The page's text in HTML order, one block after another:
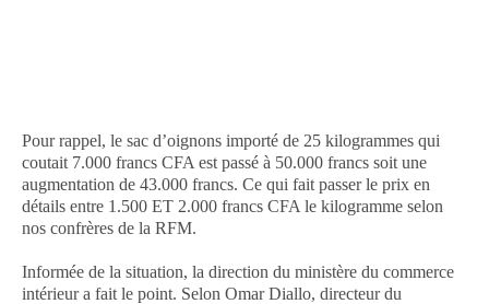
Pour rappel, le sac d’oignons importé de 25 kilogrammes qui
coutait 7.000 francs CFA est passé à 50.000 francs soit une
augmentation de 43.000 francs. Ce qui fait passer le prix en
détails entre 1.500 ET 2.000 francs CFA le kilogramme selon
nos confrères de la RFM.
Informée de la situation, la direction du ministère du commerce
intérieur a fait le point. Selon Omar Diallo, directeur du